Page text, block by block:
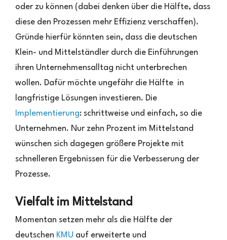
oder zu können (dabei denken über die Hälfte, dass
diese den Prozessen mehr Effizienz verschaffen).
Gründe hierfür könnten sein, dass die deutschen
Klein- und Mittelständler durch die Einführungen
ihren Unternehmensalltag nicht unterbrechen
wollen. Dafür möchte ungefähr die Hälfte in
langfristige Lösungen investieren. Die
Implementierung: schrittweise und einfach, so die
Unternehmen. Nur zehn Prozent im Mittelstand
wünschen sich dagegen größere Projekte mit
schnelleren Ergebnissen für die Verbesserung der
Prozesse.
Vielfalt im Mittelstand
Momentan setzen mehr als die Hälfte der
deutschen KMU auf erweiterte und